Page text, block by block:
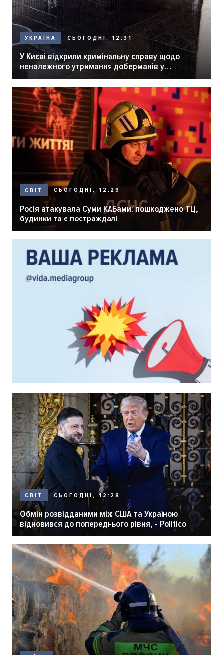
УКРАЇНА СЬОГОДНІ, 12:31
У Києві відкрили кримінальну справу щодо
неналежного утримання доберманів у
розпліднику
СВІТ СЬОГОДНІ, 12:29
Росія атакувала Суми КАБами: пошкоджено ТЦ,
будинки та є постраждалі
СВІТ СЬОГОДНІ, 12:28
Обмін розвідданими між США та Україною
відновився до попереднього рівня, - Politico